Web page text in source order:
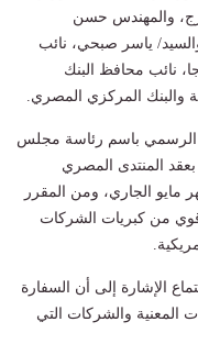
والمهندس حسن
والسيد/ ياسر صبحي، نائب
نائب محافظ البنك
والبنك المركزي المصري.
الرسمي باسم رئاسة مجلس
بعقد المنتدى المصري
مايو الجاري، ومن المقرر
قوي من كبريات الشركات
الإشارة إلى أن السفارة
والشركات التي